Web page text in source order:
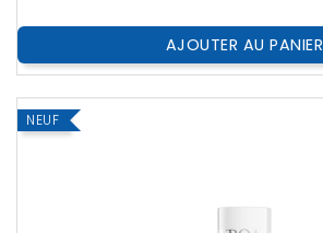
AJOUTER AU PANIER
NEUF